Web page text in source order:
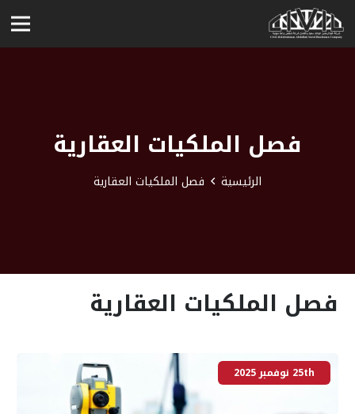
فصل الملكيات العقارية
الرئيسية فصل الملكيات العقارية
فصل الملكيات العقارية
25th نوفمبر 2025